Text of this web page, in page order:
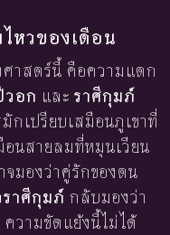
หวของเดือน
าสตร์นี้ คือความแตก
วอก และ ราศีกุมภ์
เปรียบเสมือนภูเขาที่
อนสายลมที่หมุนเวียน
จมองว่าคู่รักของตน
ราศีกุมภ์ กลับมองว่า
วามขัดแย้งนี้ไม่ได้